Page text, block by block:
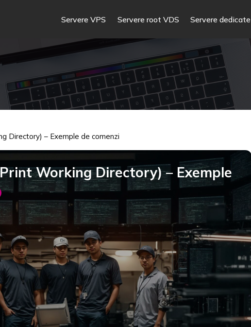
Servere VPS Servere root VDS Servere dedicate
Directory) – Exemple de comenzi
Working Directory) – Exemple